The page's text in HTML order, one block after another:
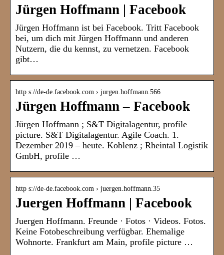
Jürgen Hoffmann | Facebook
Jürgen Hoffmann ist bei Facebook. Tritt Facebook
bei, um dich mit Jürgen Hoffmann und anderen
Nutzern, die du kennst, zu vernetzen. Facebook
gibt…
http s://de-de.facebook.com › jurgen.hoffmann.566
Jürgen Hoffmann – Facebook
Jürgen Hoffmann ; S&T Digitalagentur, profile
picture. S&T Digitalagentur. Agile Coach. 1.
Dezember 2019 – heute. Koblenz ; Rheintal Logistik
GmbH, profile …
http s://de-de.facebook.com › juergen.hoffmann.35
Juergen Hoffmann | Facebook
Juergen Hoffmann. Freunde · Fotos · Videos. Fotos.
Keine Fotobeschreibung verfügbar. Ehemalige
Wohnorte. Frankfurt am Main, profile picture …